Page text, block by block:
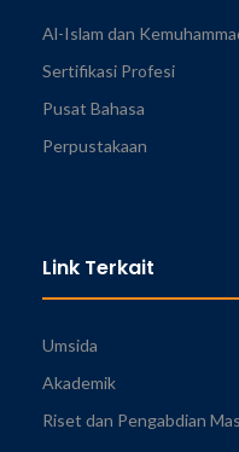
Al-Islam dan
Sertifikasi Profesi
Pusat Bahasa
Perpustakaan
Link Terkait
Umsida
Akademik
Riset dan Pengabdian